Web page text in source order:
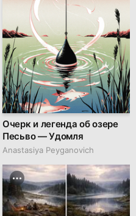
Очерк и легенда об озере
Песьво — Удомля
Anastasiya Peyganovich